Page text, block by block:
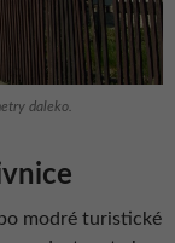
daleko.
modré turistické